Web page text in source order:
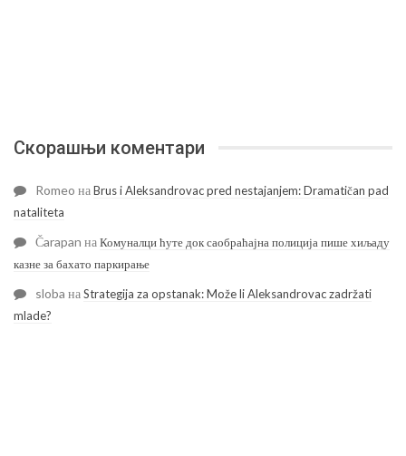
Скорашњи коментари
Romeo наBrus i Aleksandrovac pred nestajanjem: Dramatičan pad
nataliteta
Čarapan наКомуналци ћуте док саобраћајна полиција пише хиљаду
казне за бахато паркирање
sloba наStrategija za opstanak: Može li Aleksandrovac zadržati
mlade?